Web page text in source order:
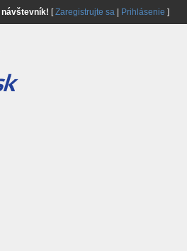
návštevník! [Zaregistrujte sa| Prihlásenie ]